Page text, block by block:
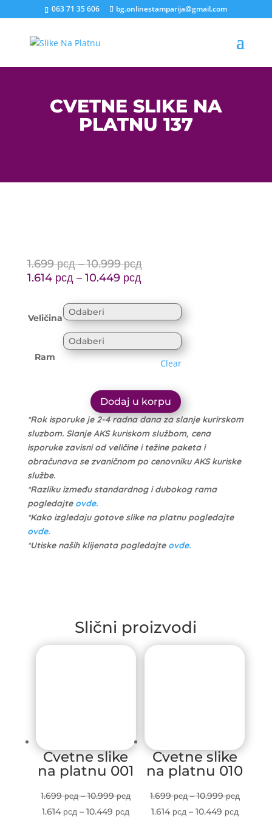
063 71 35 606 bg.onlinestamparija@gmail.com
CVETNE SLIKE NA
PLATNU 137
1.699рсд – 10.999рсдPrice
through
10.999 рсд
1.614 рсд – 10.449 рсдPrice
1.614 рсд
through
10.449 рсд
Veličina
Ram
Clear
Dodaj u korpu
*Rok isporuke je 2-4 radna dana za slanje kurirskom
sluzbom. Slanje AKS kuriskom službom, cena
isporuke zavisni od veličine i težine paketa i
obračunava se zvaničnom po cenovniku AKS kuriske
službe.
*Razliku između standardnog i dubokog rama
pogledajte ovde.
*Kako izgledaju gotove slike na platnu pogledajte
ovde.
*Utiske naših klijenata pogledajte ovde.
Slični proizvodi
Cvetne slike
na platnu 001
1.699рсд – 10.999рсдPrice
range:
1.614 рсд – 10.449 рсд Price
Cvetne slike
na platnu 010
1.699рсд – 10.999рсдPrice
1.614 рсд – 10.449 рсдPrice